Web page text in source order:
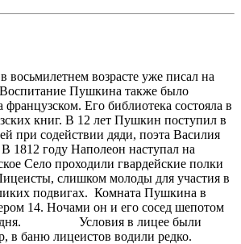
возрасте уже писал на
Пушкина также было
Его библиотека состояла в
книг. В 12 лет Пушкин поступил в
при содействии дяди, поэта Василия
1812 году Наполеон наступал на
Село проходили гвардейские полки
слишком молоды для участия в
подвигах. Комната Пушкина в
14. Ночами он и его сосед шепотом
дня. Условия в лицее были
в баню лицеистов водили редко.